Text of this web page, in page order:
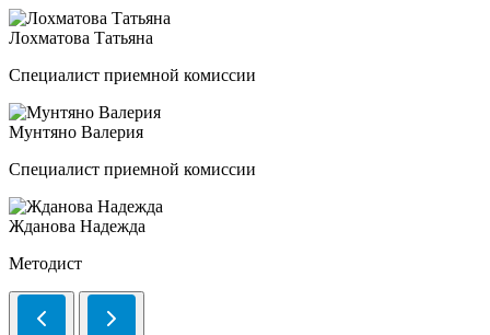
Лохматова Татьяна
Специалист приемной комиссии
Мунтяно Валерия
Специалист приемной комиссии
Жданова Надежда
Методист